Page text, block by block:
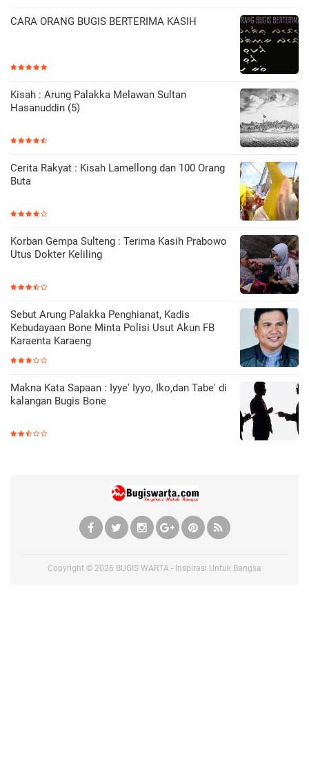
CARA ORANG BUGIS BERTERIMA KASIH
Kisah : Arung Palakka Melawan Sultan
Hasanuddin (5)
Cerita Rakyat : Kisah Lamellong dan 100 Orang
Buta
Korban Gempa Sulteng : Terima Kasih Prabowo
Utus Dokter Keliling
Sebut Arung Palakka Penghianat, Kadis
Kebudayaan Bone Minta Polisi Usut Akun FB
Karaenta Karaeng
Makna Kata Sapaan : Iyye' Iyyo, Iko,dan Tabe' di
kalangan Bugis Bone
Copyright © 2026 BUGIS WARTA - Inspirasi Untuk Bangsa